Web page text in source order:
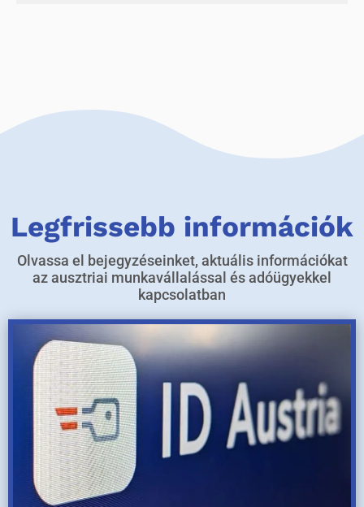
Legfrissebb információk
Olvassa el bejegyzéseinket, aktuális információkat
az ausztriai munkavállalással és adóügyekkel
kapcsolatban